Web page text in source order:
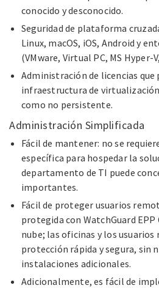
conocido y desconocido.
Seguridad de plataforma
Linux, macOS, iOS, Android y
(VMware, Virtual PC, MS Hyper-
Administración de licencias que
infraestructura de
como no persistente.
Administración Simplificada
Fácil de mantener: no se
específica para hospedar la
departamento de TI puede
importantes.
Fácil de proteger usuarios
protegida con WatchGuard
nube; las oficinas y los
protección rápida y segura, sin
instalaciones adicionales.
Adicionalmente, es fácil de